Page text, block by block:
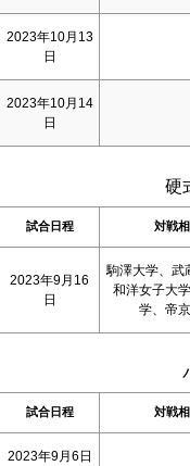
2023年10月13
日
2023年10月14
日
硬
試合日程 対戦
2023年9月16
日
駒澤大学、武
和洋女子大
学、帝
試合日程 対戦
2023年9月6日